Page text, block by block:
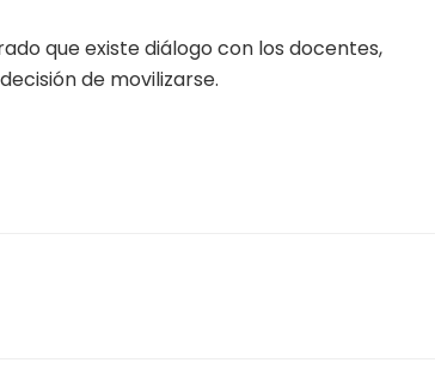
que existe diálogo con los docentes,
de movilizarse.